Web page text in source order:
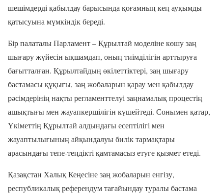
шешімдерді қабылдау барысында қоғамның кең ауқымды
қатысуына мүмкіндік береді.
Бір палаталы Парламент – Құрылтай моделіне көшу заң
шығару жүйесін ықшамдап, оның тиімділігін арттыруға
бағытталған. Құрылтайдың өкілеттіктері, заң шығару
бастамасы құқығы, заң жобаларын қарау мен қабылдау
рәсімдерінің нақты регламенттелуі заңнамалық процестің
ашықтығы мен жауапкершілігін күшейтеді. Сонымен қатар,
Үкіметтің Құрылтай алдындағы есептілігі мен
жауаптылығының айқындалуы билік тармақтары
арасындағы тепе-теңдікті қамтамасыз етуге қызмет етеді.
Қазақстан Халық Кеңесіне заң жобаларын енгізу,
республикалық референдум тағайындау туралы бастама